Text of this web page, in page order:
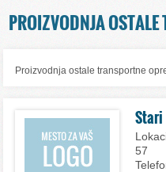
PROIZVODNJA OSTALE
Proizvodnja ostale transportne
57